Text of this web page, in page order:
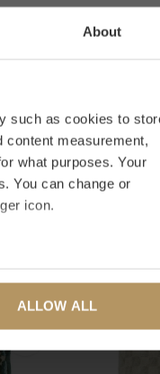
About
such as cookies to
content measurement,
what purposes. Your
You can change or
icon.
meters
our traffic. We also
ALLOW ALL
0